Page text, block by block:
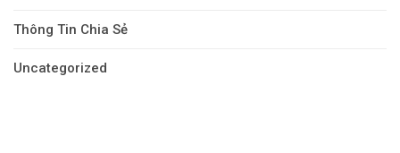
Thông Tin Chia Sẻ
Uncategorized